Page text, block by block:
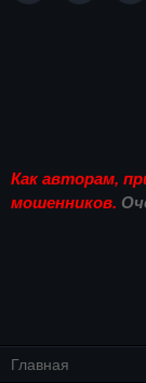
Как авторам,
мошенников.
Главная